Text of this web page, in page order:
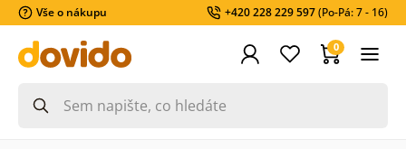
Vše o nákupu +420 228 229 597(Po-Pá: 7 - 16)
0